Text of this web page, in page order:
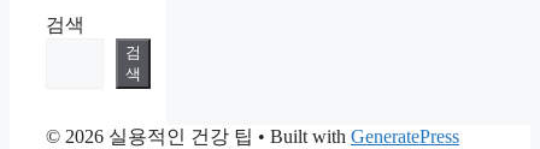
검색
검
색
© 2026 실용적인 건강 팁 • Built with GeneratePress